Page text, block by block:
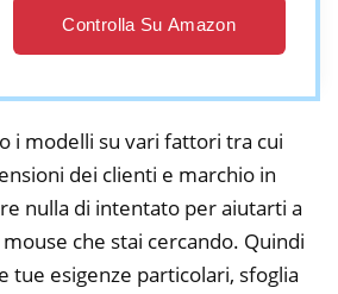
Controlla Su Amazon
i modelli su vari fattori tra cui
dei clienti e marchio in
nulla di intentato per aiutarti a
che stai cercando. Quindi
tue esigenze particolari, sfoglia